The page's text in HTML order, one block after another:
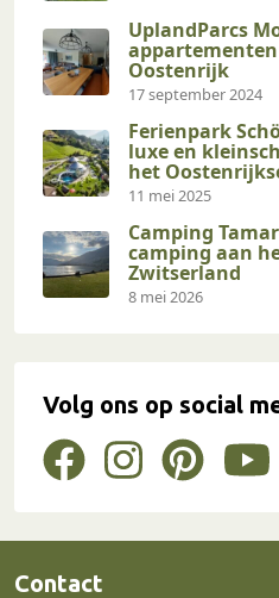
UplandParcs
Oostenrijk
17 september 2024
Ferienpark
luxe en
het
11 mei 2025
Camping
camping aan
Zwitserland
8 mei 2026
Volg ons op social
Contact